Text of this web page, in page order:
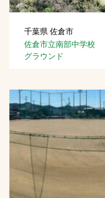
千葉県 佐倉市
佐倉市立南部中学校
グラウンド